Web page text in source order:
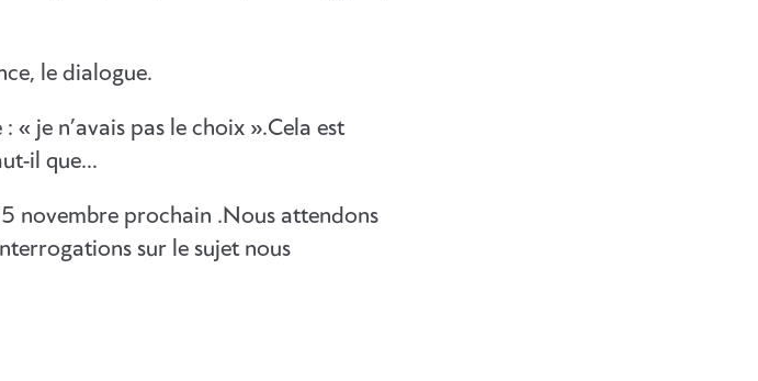
le dialogue.
je n’avais pas le choix ».Cela est
il que…
novembre prochain .Nous attendons
sur le sujet nous